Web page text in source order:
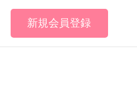
新規会員登録